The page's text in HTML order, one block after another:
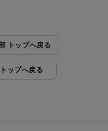
トップへ戻る
ップへ戻る